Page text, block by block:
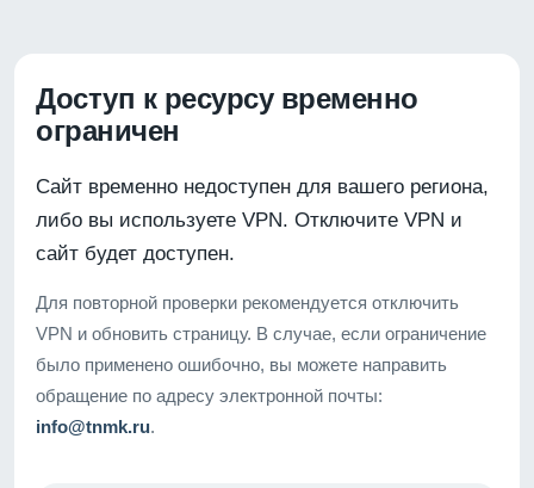
Доступ к ресурсу временно
ограничен
Сайт временно недоступен для вашего региона,
либо вы используете VPN. Отключите VPN и
сайт будет доступен.
Для повторной проверки рекомендуется отключить
VPN и обновить страницу. В случае, если ограничение
было применено ошибочно, вы можете направить
обращение по адресу электронной почты:
info@tnmk.ru.